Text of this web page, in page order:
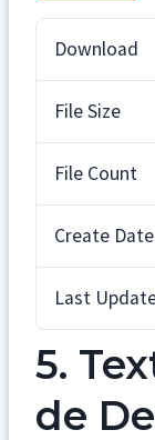
Download
File Size
File Count
Create Date
Last
5.
de